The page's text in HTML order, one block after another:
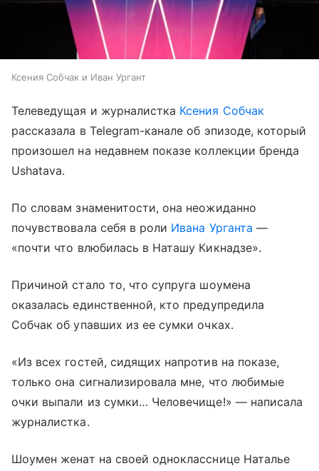
Ксения Собчак и Иван Ургант
Телеведущая и журналистка Ксения Собчак
рассказала в Telegram-канале об эпизоде, который
произошел на недавнем показе коллекции бренда
Ushatava.
По словам знаменитости, она неожиданно
почувствовала себя в роли Ивана Урганта —
«почти что влюбилась в Наташу Кикнадзе».
Причиной стало то, что супруга шоумена
оказалась единственной, кто предупредила
Собчак об упавших из ее сумки очках.
«Из всех гостей, сидящих напротив на показе,
только она сигнализировала мне, что любимые
очки выпали из сумки… Человечище!» — написала
журналистка.
Шоумен женат на своей однокласснице Наталье